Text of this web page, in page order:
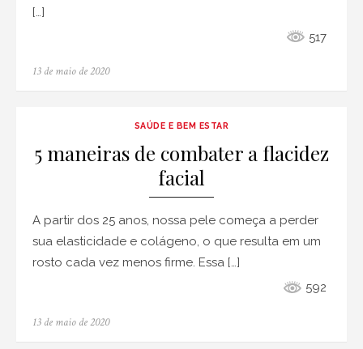
[…]
517
Posted
13 de maio de 2020
SAÚDE E BEM ESTAR
5 maneiras de combater a flacidez
facial
A partir dos 25 anos, nossa pele começa a perder
sua elasticidade e colágeno, o que resulta em um
rosto cada vez menos firme. Essa […]
592
Posted
13 de maio de 2020